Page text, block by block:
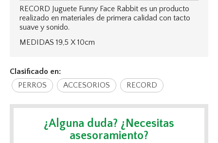
RECORD Juguete Funny Face Rabbit es un producto
realizado en materiales de primera calidad con tacto
suave y sonido.
MEDIDAS 19,5 X 10cm
Clasificado en:
PERROS
ACCESORIOS RECORD
¿Alguna duda? ¿Necesitas
asesoramiento?